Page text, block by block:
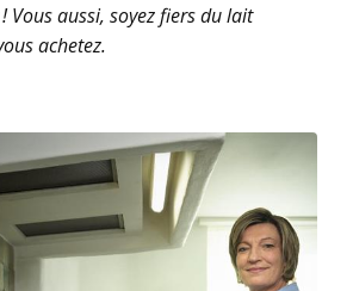
Vous aussi, soyez fiers du lait
achetez.